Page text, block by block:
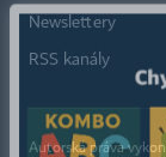
Newslettery
RSS kanály
Autorská práva